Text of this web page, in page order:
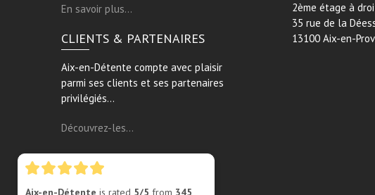
En savoir plus…
CLIENTS & PARTENAIRES
Aix-en-Détente compte avec plaisir
parmi ses clients et ses partenaires
privilégiés…
Découvrez-les…
2ème étage à
35 rue de la
13100 Aix-en-
Aix-en-Détente is rated 5/5 from 345